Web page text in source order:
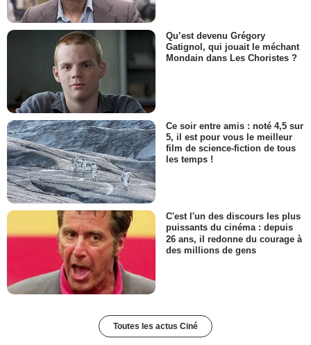
Qu’est devenu Grégory
Gatignol, qui jouait le méchant
Mondain dans Les Choristes ?
Ce soir entre amis : noté 4,5 sur
5, il est pour vous le meilleur
film de science-fiction de tous
les temps !
C'est l'un des discours les plus
puissants du cinéma : depuis
26 ans, il redonne du courage à
des millions de gens
Toutes les actus Ciné